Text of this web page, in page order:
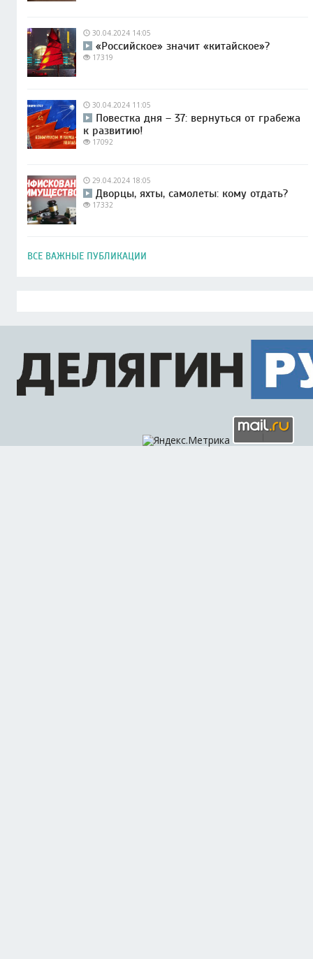
30.04.2024 14:05
«Российское» значит «китайское»?
17319
30.04.2024 11:05
Повестка дня – 37: вернуться от грабежа
к развитию!
17092
29.04.2024 18:05
Дворцы, яхты, самолеты: кому отдать?
17332
ВСЕ ВАЖНЫЕ ПУБЛИКАЦИИ